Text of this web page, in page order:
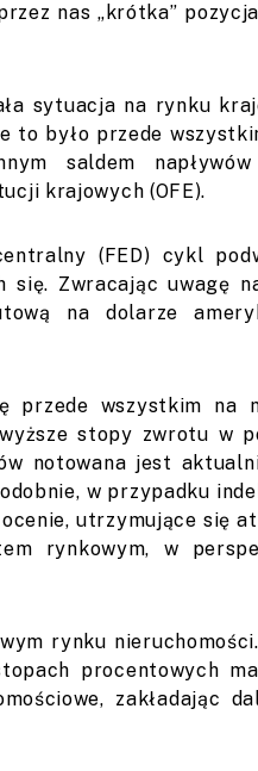
nas „krótka”
sytuacja na rynku
to było przede
saldem
krajowych (OFE).
(FED) cykl
się. Zwracając uwagę
na dolarze
przede wszystkim na
stopy zwrotu w
notowana jest
w przypadku
utrzymujące się
rynkowym, w
rynku
procentowych
zakładając